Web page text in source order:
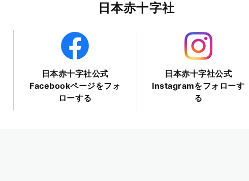
日本赤十字社
日本赤十字社公式
Facebookページをフォ
ローする
日本赤十字社公式
Instagramをフォローす
る